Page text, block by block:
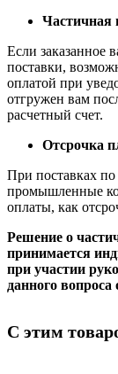
Частичная
Если заказанное
поставки,
оплатой при
отгружен вам
расчетный счет.
Отсрочка
При поставках
промышленные
оплаты, как
Решение о
принимается
при участии
данного
С этим